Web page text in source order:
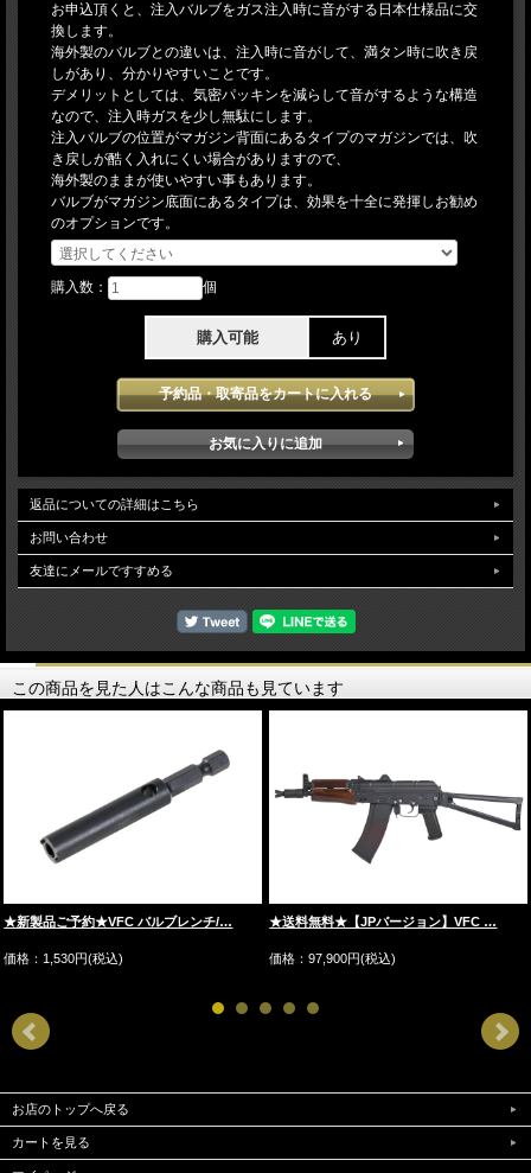
お申込頂くと、注入バルブをガス注入時に音がする日本仕様品に交
換します。
海外製のバルブとの違いは、注入時に音がして、満タン時に吹き戻
しがあり、分かりやすいことです。
デメリットとしては、気密パッキンを減らして音がするような構造
なので、注入時ガスを少し無駄にします。
注入バルブの位置がマガジン背面にあるタイプのマガジンでは、吹
き戻しが酷く入れにくい場合がありますので、
海外製のままが使いやすい事もあります。
バルブがマガジン底面にあるタイプは、効果を十全に発揮しお勧め
のオプションです。
購入数： 個
購入可能 あり
返品についての詳細はこちら
お問い合わせ
友達にメールですすめる
この商品を見た人はこんな商品も見ています
★新製品ご予約★VFC バルブレンチ/…
価格：1,530円(税込)
★送料無料★【JPバージョン】VFC …
価格：97,900円(税込)
お店のトップへ戻る
カートを見る